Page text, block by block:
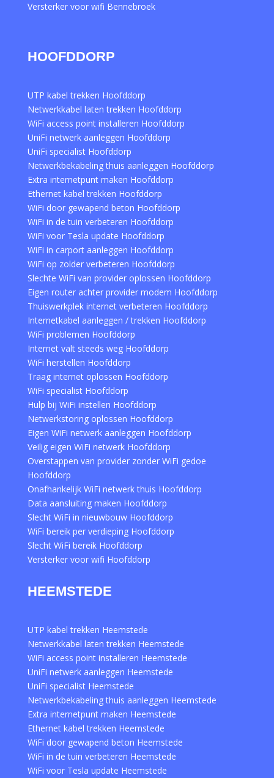
Versterker voor wifi Bennebroek
HOOFDDORP
UTP kabel trekken Hoofddorp
Netwerkkabel laten trekken Hoofddorp
WiFi access point installeren Hoofddorp
UniFi netwerk aanleggen Hoofddorp
UniFi specialist Hoofddorp
Netwerkbekabeling thuis aanleggen Hoofddorp
Extra internetpunt maken Hoofddorp
Ethernet kabel trekken Hoofddorp
WiFi door gewapend beton Hoofddorp
WiFi in de tuin verbeteren Hoofddorp
WiFi voor Tesla update Hoofddorp
WiFi in carport aanleggen Hoofddorp
WiFi op zolder verbeteren Hoofddorp
Slechte WiFi van provider oplossen Hoofddorp
Eigen router achter provider modem Hoofddorp
Thuiswerkplek internet verbeteren Hoofddorp
Internetkabel aanleggen / trekken Hoofddorp
WiFi problemen Hoofddorp
Internet valt steeds weg Hoofddorp
WiFi herstellen Hoofddorp
Traag internet oplossen Hoofddorp
WiFi specialist Hoofddorp
Hulp bij WiFi instellen Hoofddorp
Netwerkstoring oplossen Hoofddorp
Eigen WiFi netwerk aanleggen Hoofddorp
Veilig eigen WiFi netwerk Hoofddorp
Overstappen van provider zonder WiFi gedoe
Hoofddorp
Onafhankelijk WiFi netwerk thuis Hoofddorp
Data aansluiting maken Hoofddorp
Slecht WiFi in nieuwbouw Hoofddorp
WiFi bereik per verdieping Hoofddorp
Slecht WiFi bereik Hoofddorp
Versterker voor wifi Hoofddorp
HEEMSTEDE
UTP kabel trekken Heemstede
Netwerkkabel laten trekken Heemstede
WiFi access point installeren Heemstede
UniFi netwerk aanleggen Heemstede
UniFi specialist Heemstede
Netwerkbekabeling thuis aanleggen Heemstede
Extra internetpunt maken Heemstede
Ethernet kabel trekken Heemstede
WiFi door gewapend beton Heemstede
WiFi in de tuin verbeteren Heemstede
WiFi voor Tesla update Heemstede